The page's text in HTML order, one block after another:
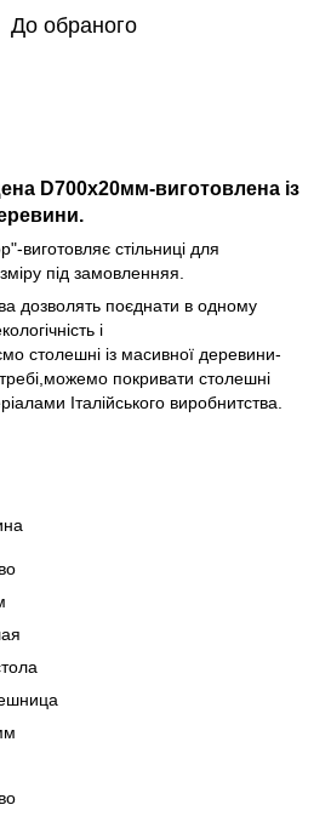
До обраного
D700х20мм-виготовлена із
виготовляє стільниці для
під замовленняя.
дозволять поєднати в одному
і
столешні із масивної деревини-
покривати столешні
Італійського виробнитства.